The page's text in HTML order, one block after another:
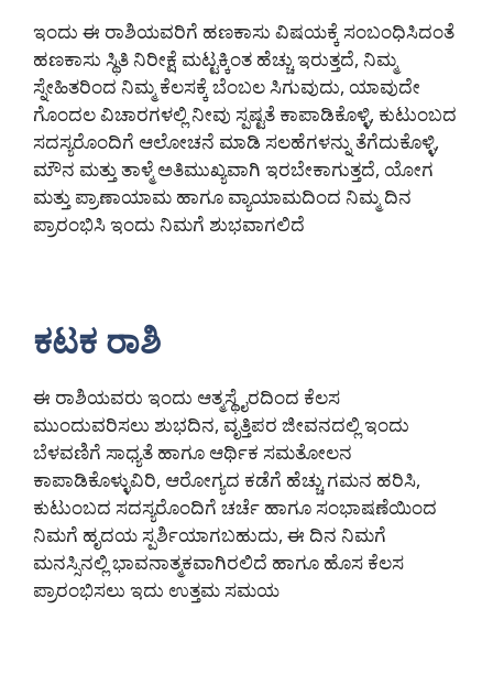
ಇಂದು ಈ ರಾಶಿಯವರಿಗೆ ಹಣಕಾಸು ವಿಷಯಕ್ಕೆ ಸಂಬಂಧಿಸಿದಂತೆ
ಹಣಕಾಸು ಸ್ಥಿತಿ ನಿರೀಕ್ಷೆ ಮಟ್ಟಕ್ಕಿಂತ ಹೆಚ್ಚು ಇರುತ್ತದೆ, ನಿಮ್ಮ
ಸ್ನೇಹಿತರಿಂದ ನಿಮ್ಮ ಕೆಲಸಕ್ಕೆ ಬೆಂಬಲ ಸಿಗುವುದು, ಯಾವುದೇ
ಗೊಂದಲ ವಿಚಾರಗಳಲ್ಲಿ ನೀವು ಸ್ಪಷ್ಟತೆ ಕಾಪಾಡಿಕೊಳ್ಳಿ, ಕುಟುಂಬದ
ಸದಸ್ಯರೊಂದಿಗೆ ಆಲೋಚನೆ ಮಾಡಿ ಸಲಹೆಗಳನ್ನು ತೆಗೆದುಕೊಳ್ಳಿ,
ಮೌನ ಮತ್ತು ತಾಳ್ಮೆ ಅತಿಮುಖ್ಯವಾಗಿ ಇರಬೇಕಾಗುತ್ತದೆ, ಯೋಗ
ಮತ್ತು ಪ್ರಾಣಾಯಾಮ ಹಾಗೂ ವ್ಯಾಯಾಮದಿಂದ ನಿಮ್ಮ ದಿನ
ಪ್ರಾರಂಭಿಸಿ ಇಂದು ನಿಮಗೆ ಶುಭವಾಗಲಿದೆ
ಕಟಕ ರಾಶಿ
ಈ ರಾಶಿಯವರು ಇಂದು ಆತ್ಮಸ್ಥೈರದಿಂದ ಕೆಲಸ
ಮುಂದುವರಿಸಲು ಶುಭದಿನ, ವೃತ್ತಿಪರ ಜೀವನದಲ್ಲಿ ಇಂದು
ಬೆಳವಣಿಗೆ ಸಾಧ್ಯತೆ ಹಾಗೂ ಆರ್ಥಿಕ ಸಮತೋಲನ
ಕಾಪಾಡಿಕೊಳ್ಳುವಿರಿ, ಆರೋಗ್ಯದ ಕಡೆಗೆ ಹೆಚ್ಚು ಗಮನ ಹರಿಸಿ,
ಕುಟುಂಬದ ಸದಸ್ಯರೊಂದಿಗೆ ಚರ್ಚೆ ಹಾಗೂ ಸಂಭಾಷಣೆಯಿಂದ
ನಿಮಗೆ ಹೃದಯ ಸ್ಪರ್ಶಿಯಾಗಬಹುದು, ಈ ದಿನ ನಿಮಗೆ
ಮನಸ್ಸಿನಲ್ಲಿ ಭಾವನಾತ್ಮಕವಾಗಿರಲಿದೆ ಹಾಗೂ ಹೊಸ ಕೆಲಸ
ಪ್ರಾರಂಭಿಸಲು ಇದು ಉತ್ತಮ ಸಮಯ